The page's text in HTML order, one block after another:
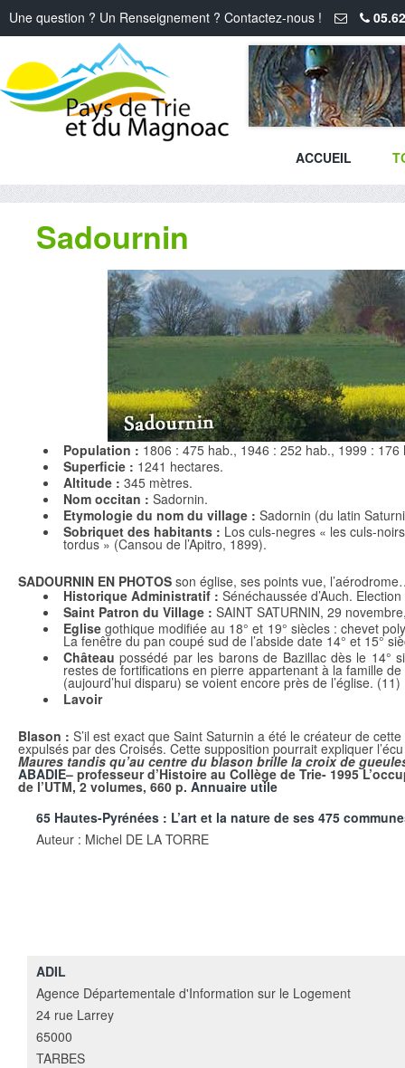
Une question ? Un Renseignement ? Contactez-nous !
ACCUEIL
Sadournin
Population : 1806 : 475 hab., 1946 : 252 hab., 1999 :
Superficie : 1241 hectares.
Altitude : 345 mètres.
Nom occitan : Sadornin.
Etymologie du nom du village : Sadornin (du latin
Sobriquet des habitants : Los culs-negres « les culs-
tordus » (Cansou de l’Apitro, 1899).
SADOURNIN EN PHOTOS son église, ses points vue,
Historique Administratif : Sénéchaussée d’Auch.
Saint Patron du Village : SAINT SATURNIN, 29
Eglise gothique modifiée au 18° et 19° siècles : chevet
La fenêtre du pan coupé sud de l’abside date 14° et 15°
Château possédé par les barons de Bazillac dès le 14°
restes de fortifications en pierre appartenant à la famille
(aujourd’hui disparu) se voient encore près de l’église. (11)
Lavoir
Blason : S’il est exact que Saint Saturnin a été le créateur de
expulsés par des Croisés. Cette supposition pourrait expliquer
Maures tandis qu’au centre du blason brille la croix de
ABADIE– professeur d’Histoire au Collège de Trie- 1995
de l’UTM, 2 volumes, 660 p. Annuaire utile
65 Hautes-Pyrénées : L’art et la nature de ses 475
Auteur : Michel DE LA TORRE
ADIL
Agence Départementale d'Information sur le Logement
24 rue Larrey
65000
TARBES